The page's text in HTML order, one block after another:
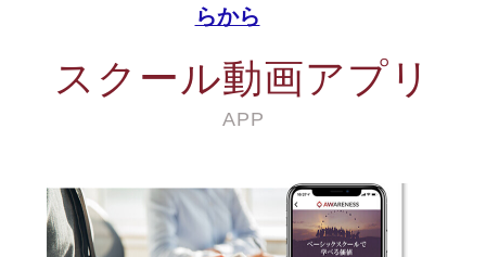
らから
スクール動画アプリ
APP